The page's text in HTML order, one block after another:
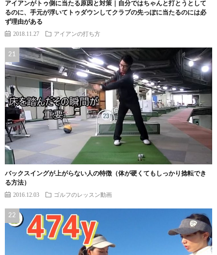
アイアンがトゥ側に当たる原因と対策｜自分ではちゃんと打とうとして
るのに、手元が浮いてトゥダウンしてクラブの先っぽに当たるのには必
ず理由がある
2018.11.27 アイアンの打ち方
バックスイングが上がらない人の特徴（体が硬くてもしっかり捻転でき
る方法）
2016.12.03 ゴルフのレッスン動画